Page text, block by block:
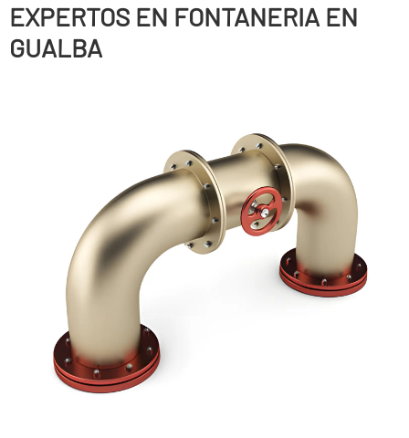
EXPERTOS EN FONTANERIA EN
GUALBA